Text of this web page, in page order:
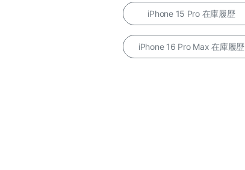
iPhone 15 Pro 在庫履歴
iPhone 16 Pro Max 在庫履歴